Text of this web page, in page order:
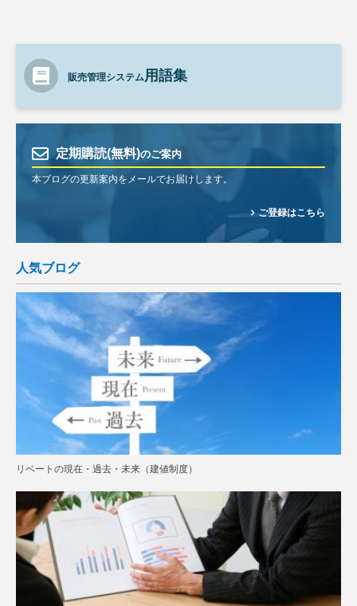
販売管理システム用語集
定期購読(無料)のご案内
本ブログの更新案内をメールでお届けします。
ご登録はこちら
人気ブログ
リベートの現在・過去・未来（建値制度）